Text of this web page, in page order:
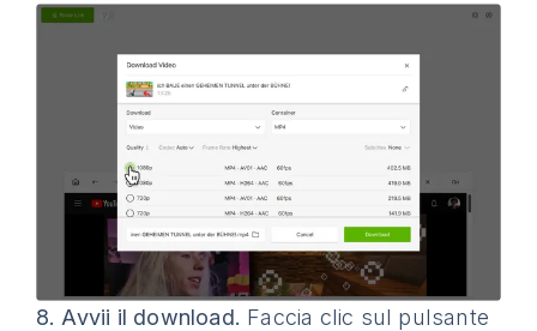
8. Avvii il download. Faccia clic sul pulsante